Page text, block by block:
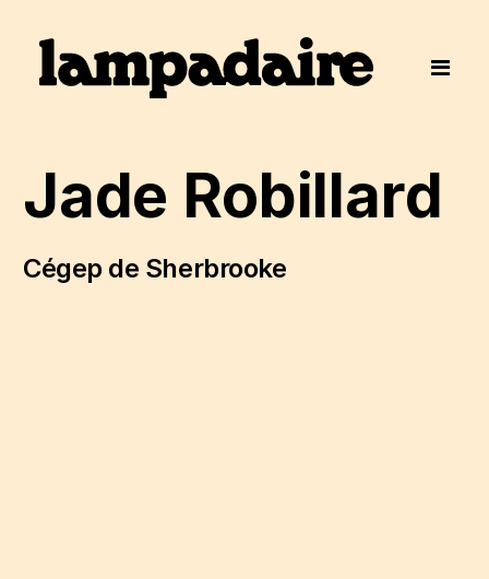
Jade Robillard
Cégep de Sherbrooke